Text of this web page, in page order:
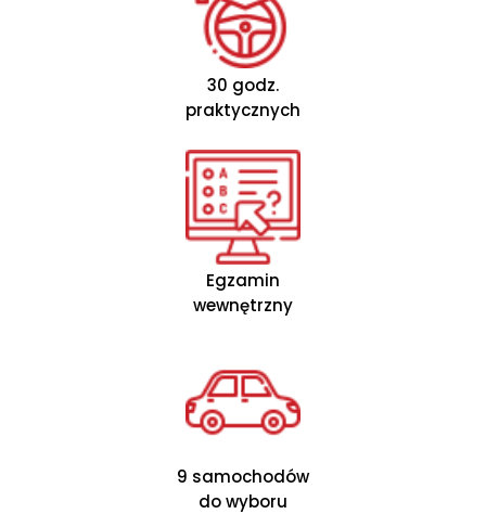
30 godz.
praktycznych
Egzamin
wewnętrzny
9 samochodów
do wyboru